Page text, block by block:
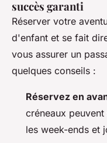
succès garanti
Réserver votre
d'enfant et se fait
vous assurer un
quelques conseils :
Réservez en
créneaux
les week-ends et